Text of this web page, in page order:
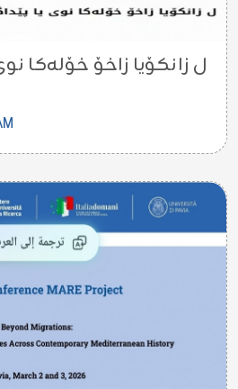
ل زانکۆیا زاخۆ خۆله‌كا